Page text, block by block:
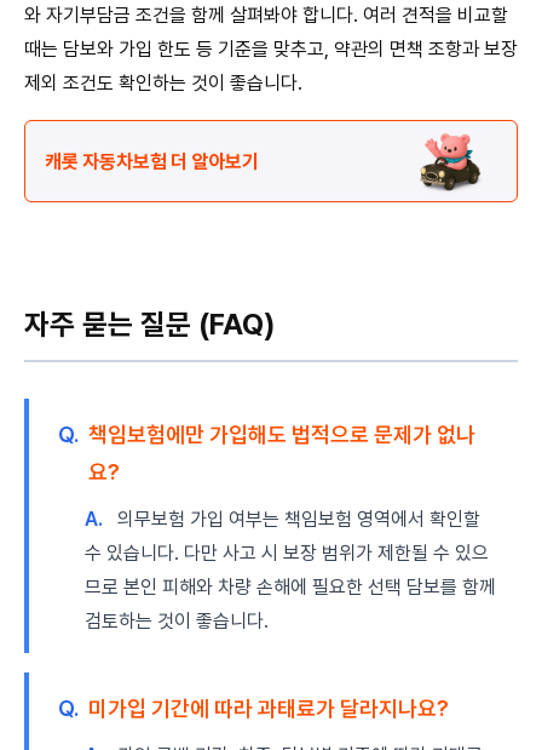
와 자기부담금 조건을 함께 살펴봐야 합니다. 여러 견적을 비교할
때는 담보와 가입 한도 등 기준을 맞추고, 약관의 면책 조항과 보장
제외 조건도 확인하는 것이 좋습니다.
캐롯 자동차보험 더 알아보기
자주 묻는 질문 (FAQ)
Q. 책임보험에만 가입해도 법적으로 문제가 없나
요?
A.
의무보험 가입 여부는 책임보험 영역에서 확인할
수 있습니다. 다만 사고 시 보장 범위가 제한될 수 있으
므로 본인 피해와 차량 손해에 필요한 선택 담보를 함께
검토하는 것이 좋습니다.
Q. 미가입 기간에 따라 과태료가 달라지나요?